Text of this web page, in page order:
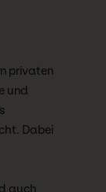
privaten
und
Dabei
auch